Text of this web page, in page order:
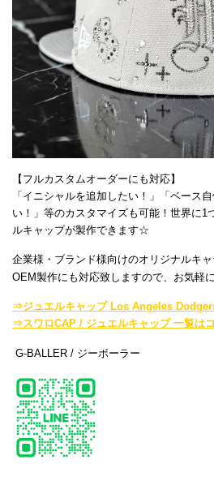
【フルカスタムオーダーにも対応】
「イニシャルを追加したい！」「ベース
い！」等のカスタマイズも可能！世界に1
ルキャップが製作できます☆
企業様・ブランド様向けのオリジナルキ
OEM製作にも対応致しますので、お気軽
⇒ジュエルキャップ Los Angeles
⇒スワロCAP / ジュエルキャップ 一覧は
G-BALLER / ジーボーラー